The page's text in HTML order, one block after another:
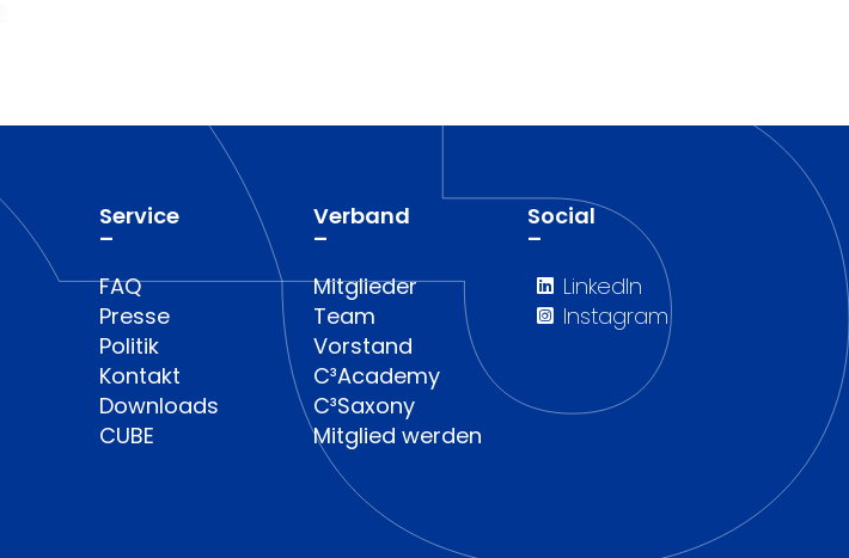
Service
–
FAQ
Presse
Politik
Kontakt
Downloads
CUBE
Verband
–
Mitglieder
Team
Vorstand
C³Academy
C³Saxony
Mitglied werden
Social
–
LinkedIn
Instagram